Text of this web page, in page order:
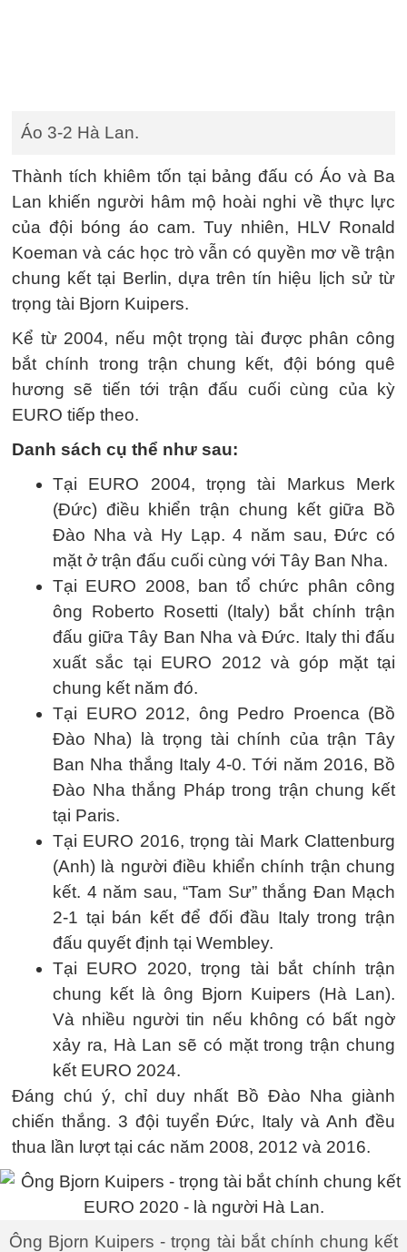
Áo 3-2 Hà Lan.
Thành tích khiêm tốn tại bảng đấu có Áo và Ba
Lan khiến người hâm mộ hoài nghi về thực lực
của đội bóng áo cam. Tuy nhiên, HLV Ronald
Koeman và các học trò vẫn có quyền mơ về trận
chung kết tại Berlin, dựa trên tín hiệu lịch sử từ
trọng tài Bjorn Kuipers.
Kể từ 2004, nếu một trọng tài được phân công
bắt chính trong trận chung kết, đội bóng quê
hương sẽ tiến tới trận đấu cuối cùng của kỳ
EURO tiếp theo.
Danh sách cụ thể như sau:
Tại EURO 2004, trọng tài Markus Merk
(Đức) điều khiển trận chung kết giữa Bồ
Đào Nha và Hy Lạp. 4 năm sau, Đức có
mặt ở trận đấu cuối cùng với Tây Ban Nha.
Tại EURO 2008, ban tổ chức phân công
ông Roberto Rosetti (Italy) bắt chính trận
đấu giữa Tây Ban Nha và Đức. Italy thi đấu
xuất sắc tại EURO 2012 và góp mặt tại
chung kết năm đó.
Tại EURO 2012, ông Pedro Proenca (Bồ
Đào Nha) là trọng tài chính của trận Tây
Ban Nha thắng Italy 4-0. Tới năm 2016, Bồ
Đào Nha thắng Pháp trong trận chung kết
tại Paris.
Tại EURO 2016, trọng tài Mark Clattenburg
(Anh) là người điều khiển chính trận chung
kết. 4 năm sau, “Tam Sư” thắng Đan Mạch
2-1 tại bán kết để đối đầu Italy trong trận
đấu quyết định tại Wembley.
Tại EURO 2020, trọng tài bắt chính trận
chung kết là ông Bjorn Kuipers (Hà Lan).
Và nhiều người tin nếu không có bất ngờ
xảy ra, Hà Lan sẽ có mặt trong trận chung
kết EURO 2024.
Đáng chú ý, chỉ duy nhất Bồ Đào Nha giành
chiến thắng. 3 đội tuyển Đức, Italy và Anh đều
thua lần lượt tại các năm 2008, 2012 và 2016.
Ông Bjorn Kuipers - trọng tài bắt chính chung kết